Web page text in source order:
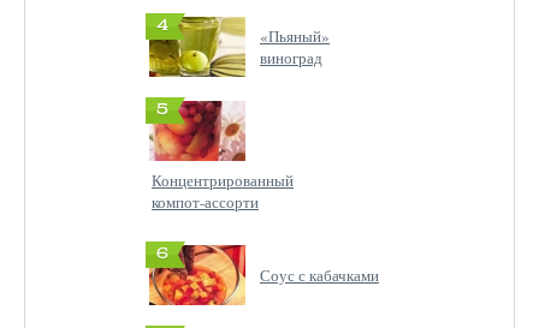
4
«Пьяный»
виноград
5
Концентрированный
компот-ассорти
6
Соус с кабачками